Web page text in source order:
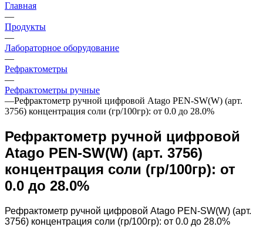
Главная
—
Продукты
—
Лабораторное оборудование
—
Рефрактометры
—
Рефрактометры ручные
—Рефрактометр ручной цифровой Atago PEN-SW(W) (арт.
3756) концентрация соли (гр/100гр): от 0.0 до 28.0%
Рефрактометр ручной цифровой
Atago PEN-SW(W) (арт. 3756)
концентрация соли (гр/100гр): от
0.0 до 28.0%
Рефрактометр ручной цифровой Atago PEN-SW(W) (арт.
3756) концентрация соли (гр/100гр): от 0.0 до 28.0%